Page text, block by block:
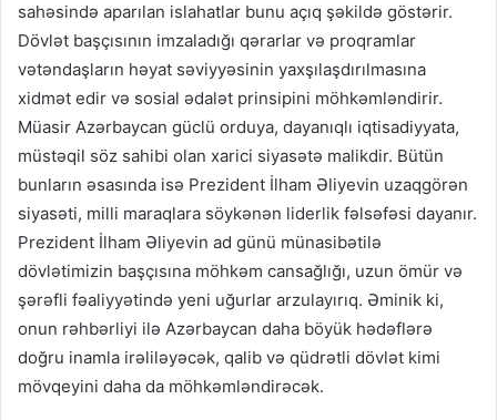
sahəsində aparılan islahatlar bunu açıq şəkildə göstərir.
Dövlət başçısının imzaladığı qərarlar və proqramlar
vətəndaşların həyat səviyyəsinin yaxşılaşdırılmasına
xidmət edir və sosial ədalət prinsipini möhkəmləndirir.
Müasir Azərbaycan güclü orduya, dayanıqlı iqtisadiyyata,
müstəqil söz sahibi olan xarici siyasətə malikdir. Bütün
bunların əsasında isə Prezident İlham Əliyevin uzaqgörən
siyasəti, milli maraqlara söykənən liderlik fəlsəfəsi dayanır.
Prezident İlham Əliyevin ad günü münasibətilə
dövlətimizin başçısına möhkəm cansağlığı, uzun ömür və
şərəfli fəaliyyətində yeni uğurlar arzulayırıq. Əminik ki,
onun rəhbərliyi ilə Azərbaycan daha böyük hədəflərə
doğru inamla irəliləyəcək, qalib və qüdrətli dövlət kimi
mövqeyini daha da möhkəmləndirəcək.